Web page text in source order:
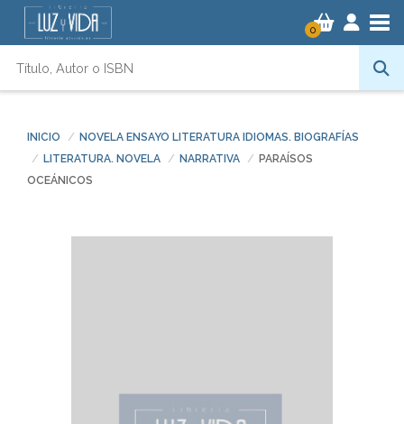
0
INICIO
NOVELA ENSAYO LITERATURA IDIOMAS. BIOGRAFÍAS
LITERATURA. NOVELA
NARRATIVA
PARAÍSOS
OCEÁNICOS